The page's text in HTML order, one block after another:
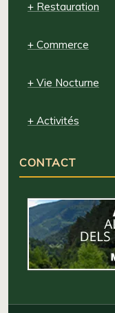
+ Restauration
+ Commerce
+ Vie Nocturne
+ Activités
CONTACT